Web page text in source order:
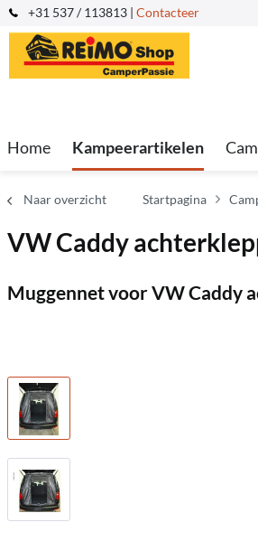
+31 537 / 113813 | Contacteer
Home Kampeerartikelen
Naar overzicht Startpagina
VW Caddy
Muggennet voor VW Caddy